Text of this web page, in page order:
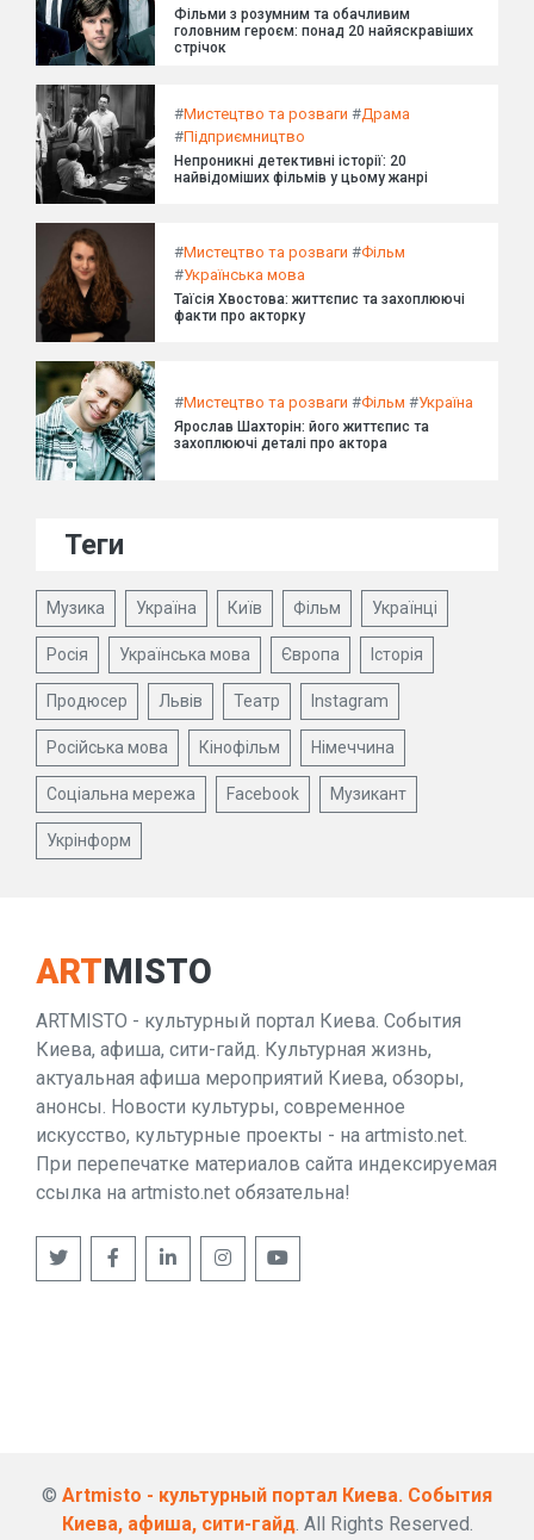
Фільми з розумним та обачливим
головним героєм: понад 20 найяскравіших
стрічок
#Мистецтво та розваги #Драма
#Підприємництво
Непроникні детективні історії: 20
найвідоміших фільмів у цьому жанрі
#Мистецтво та розваги #Фільм
#Українська мова
Таїсія Хвостова: життєпис та захоплюючі
факти про акторку
#Мистецтво та розваги #Фільм #Україна
Ярослав Шахторін: його життєпис та
захоплюючі деталі про актора
Теги
Музика Україна Київ Фільм Українці
Росія Українська мова Європа Історія
Продюсер Львів Театр Instagram
Російська мова Кінофільм Німеччина
Соціальна мережа Facebook Музикант
Укрінформ
ARTMISTO
ARTMISTO - культурный портал Киева. События
Киева, афиша, сити-гайд. Культурная жизнь,
актуальная афиша мероприятий Киева, обзоры,
анонсы. Новости культуры, современное
искусство, культурные проекты - на artmisto.net.
При перепечатке материалов сайта индексируемая
ссылка на artmisto.net обязательна!
© Artmisto - культурный портал Киева. События
Киева, афиша, сити-гайд. All Rights Reserved.